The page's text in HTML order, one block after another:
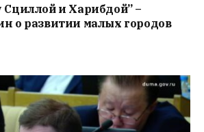
и Харибдой” –
о развитии малых городов